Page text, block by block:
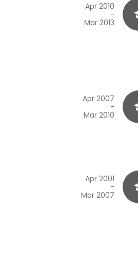
Apr 2010
-
Mar 2013
Apr 2007
-
Mar 2010
Apr 2001
-
Mar 2007